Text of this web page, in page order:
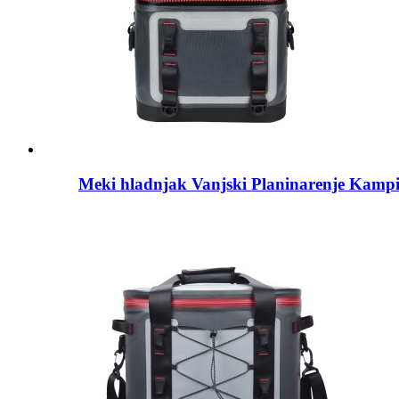
Meki hladnjak Vanjski Planinarenje